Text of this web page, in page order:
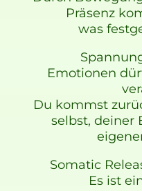
Präsenz
was
Emotionen
Du kommst
selbst, deiner
Somatic
Es ist